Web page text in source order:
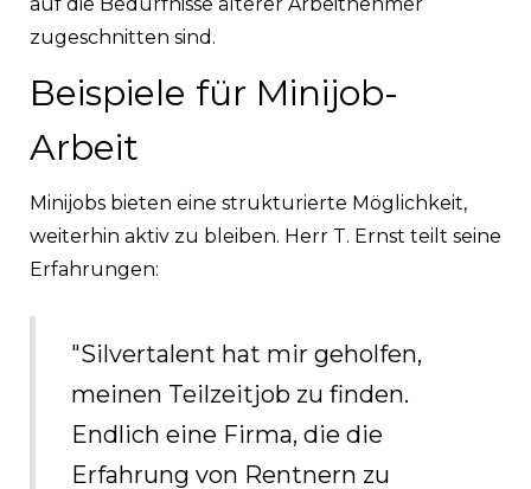
zugeschnitten sind.
Beispiele für Minijob-
Arbeit
Minijobs bieten eine strukturierte Möglichkeit,
weiterhin aktiv zu bleiben. Herr T. Ernst teilt seine
Erfahrungen:
"Silvertalent hat mir geholfen,
meinen Teilzeitjob zu finden.
Endlich eine Firma, die die
Erfahrung von Rentnern zu